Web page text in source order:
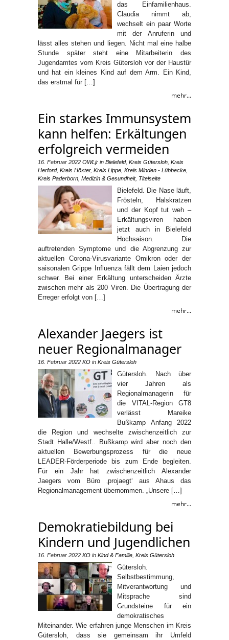
das Einfamilienhaus.
Claudia nimmt ab,
wechselt ein paar Worte
mit der Anruferin und
lässt alles stehen und liegen. Nicht mal eine halbe
Stunde später steht eine Mitarbeiterin des
Jugendamtes vom Kreis Gütersloh vor der Haustür
und hat ein kleines Kind auf dem Arm. Ein Kind,
das erstmal für […]
mehr...
Ein starkes Immunsystem
kann helfen: Erkältungen
erfolgreich vermeiden
16. Februar 2022 OWLjr in Bielefeld, Kreis Gütersloh Kreis
Herford, Kreis Höxter, Kreis Lippe Kreis Minden - Lübbecke
Kreis Paderborn Medizin & Gesundheit, Titelseite
Bielefeld. Die Nase läuft,
Frösteln, Halskratzen
und der Kopf tut weh –
Erkältungsviren haben
jetzt auch in Bielefeld
Hochsaison. Die
auftretenden Symptome und die Abgrenzung zur
aktuellen Corona-Virusvariante Omikron oder der
saisonalen Grippe Influenza fällt dem Laien jedoch
schwer. Bei einer Erkältung unterscheiden Ärzte
zwischen mehr als 200 Viren. Die Übertragung der
Erreger erfolgt von […]
mehr...
Alexander Jaegers ist
neuer Regionalmanager
16. Februar 2022 KO in Kreis Gütersloh
Gütersloh. Nach über
vier Jahren als
Regionalmanagerin für
die VITAL-Region GT8
verlässt Mareike
Bußkamp Anfang 2022
die Region und wechselte zwischenzeitlich zur
Stadt Halle/Westf.. Bußkamp wird aber noch den
aktuellen Bewerbungsprozess für die neue
LEADER-Förderperiode bis zum Ende begleiten.
Für ein Jahr hat zwischenzeitlich Alexander
Jaegers vom Büro ‚projaegt‘ aus Ahaus das
Regionalmanagement übernommen. „Unsere […]
mehr...
Demokratiebildung bei
Kindern und Jugendlichen
16. Februar 2022 KO in Kind & Familie Kreis Gütersloh
Gütersloh.
Selbstbestimmung,
Mitverantwortung und
Mitsprache sind
Grundsteine für ein
demokratisches
Miteinander. Wie erfahren junge Menschen im Kreis
Gütersloh, dass sie gemeinsam ihr Umfeld